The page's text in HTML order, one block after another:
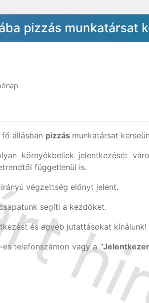
pizzás munkatársat
állásban pizzás munkatársat
környékbeliek jelentkezését
függetlenül is.
végzettség előnyt jelent.
segíti a kezdőket.
és egyéb jutattásokat kínálunk!
-es telefonszámon vagy a "